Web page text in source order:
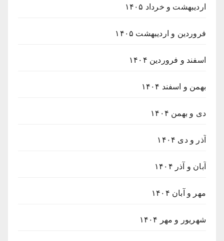
اردیبهشت و خرداد ۱۴۰۵
فروردین و اردیبهشت ۱۴۰۵
اسفند و فروردین ۱۴۰۴
بهمن و اسفند ۱۴۰۴
دی و بهمن ۱۴۰۴
آذر و دی ۱۴۰۴
آبان و آذر ۱۴۰۴
مهر و آبان ۱۴۰۴
شهریور و مهر ۱۴۰۴